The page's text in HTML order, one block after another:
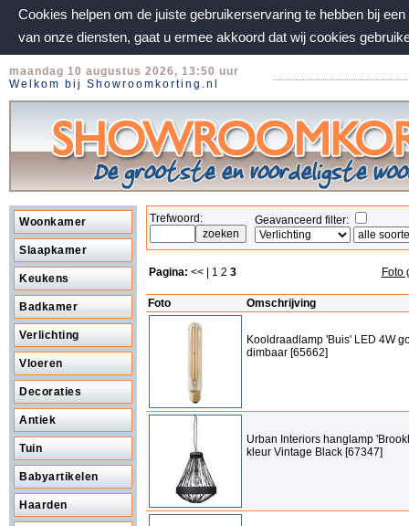
Cookies helpen om de juiste gebruikerservaring te hebben bij
van onze diensten, gaat u ermee akkoord dat wij cookies
maandag 10 augustus 2026, 13:50 uur
Welkom bij Showroomkorting.nl
Woonkamer
Slaapkamer
Keukens
Badkamer
Verlichting
Vloeren
Decoraties
Antiek
Tuin
Babyartikelen
Haarden
Trefwoord: Geavanceerd filter:
Pagina: << | 1 2 3 Foto
Foto Omschrijving
Kooldraadlamp 'Buis' LED 4W
dimbaar [65662]
Urban Interiors hanglamp
kleur Vintage Black [67347]